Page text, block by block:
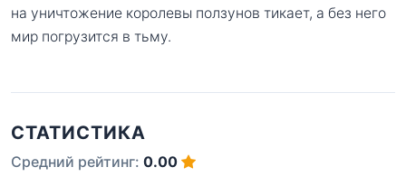
на уничтожение королевы ползунов тикает, а без него
мир погрузится в тьму.
СТАТИСТИКА
Средний рейтинг: 0.00